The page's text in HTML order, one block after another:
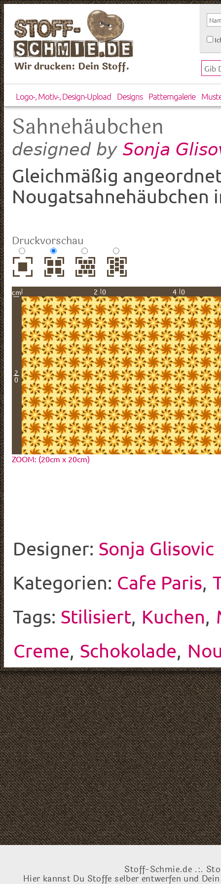
Wir drucken: Dein Stoff.
Logo-, Motiv-, Design-Upload Designs Patterngalerie
Sahnehäubchen
designed by Sonja
Gleichmäßig
Nougatsahnehäubchen
Druckvorschau
cm 20 40
2
0
ZOOM: (20cm x 20cm)
Designer: Sonja Glisovic
Kategorien: Cafe Paris,
Tags: Stilisiert, Kuchen,
Creme, Schokolade,
Stoff-Schmie.de .:.
Hier kannst Du Stoffe selber entwerfen und